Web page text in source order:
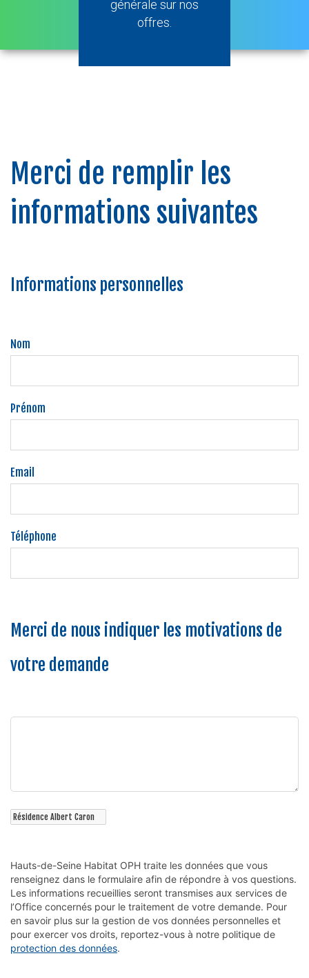
générale sur nos
offres.
Merci de remplir les
informations suivantes
Informations personnelles
Nom
Prénom
Email
Téléphone
Merci de nous indiquer les motivations de
votre demande
Hauts-de-Seine Habitat OPH traite les données que vous
renseignez dans le formulaire afin de répondre à vos questions.
Les informations recueillies seront transmises aux services de
l’Office concernés pour le traitement de votre demande. Pour
en savoir plus sur la gestion de vos données personnelles et
protection des données.